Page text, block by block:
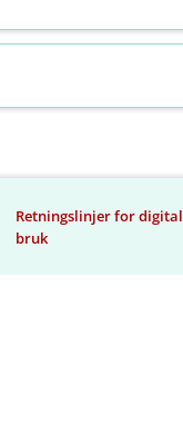
Retningslinjer for digital
bruk